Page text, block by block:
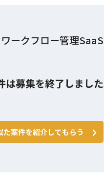
ークフロー管理
は募集を終了しました
た案件を紹介してもらう